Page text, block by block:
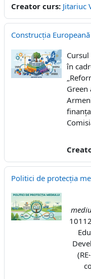
Creator curs: Jitariuc
Construcția Europeană
în
Green
Politici de protecția